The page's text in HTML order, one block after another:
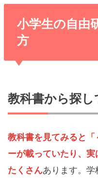
小学生の自由
方
教科書から探し
教科書を見てみると
ーが載っていたり、
たくさんあります。学